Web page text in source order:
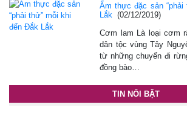
Ẩm thực đặc sản “phải
Lắk
(02/12/2019)
Cơm lam Là loại cơm
dân tộc vùng Tây
từ những chuyến đi
đồng bào…
TIN NỔI BẬT